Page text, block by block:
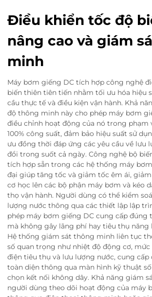
Điều khiển tốc độ
nâng cao và giám
minh
Máy bơm giếng DC tích hợp công nghệ
biến thiên tiên tiến nhằm tối ưu hóa hiệu
cầu thực tế và điều kiện vận hành. Khả
độ thông minh này cho phép máy bơm
điều chỉnh hoạt động của nó trong phạm
100% công suất, đảm bảo hiệu suất sử
ưu đồng thời đáp ứng các yêu cầu về lưu
đổi trong suốt cả ngày. Công nghệ bộ
tích hợp sẵn trong các hệ thống máy
đại giúp tăng tốc và giảm tốc êm ái,
cơ học lên các bộ phận máy bơm và kéo
thọ vận hành. Người dùng có thể kiểm
lượng nước thông qua các thiết lập lập
phép máy bơm giếng DC cung cấp đúng
mà không gây lãng phí hay tiêu thụ năng
Hệ thống giám sát thông minh liên tục
số quan trọng như nhiệt độ động cơ, mức
điện tiêu thụ và lưu lượng nước, cung cấp
toàn diện thông qua màn hình kỹ thuật
chọn kết nối không dây. Khả năng giám
người dùng theo dõi hoạt động của máy